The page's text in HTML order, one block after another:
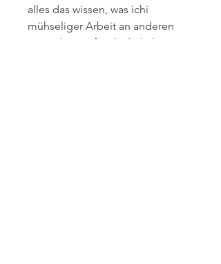
alles das wissen, was ichi
mühseliger Arbeit an anderen
Menschen aufgedeckt habe”